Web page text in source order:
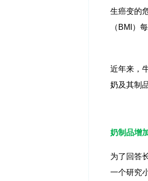
生癌变的
（ BMI ）
近年来，
奶及其制
奶制品增
为了回答
一个研究